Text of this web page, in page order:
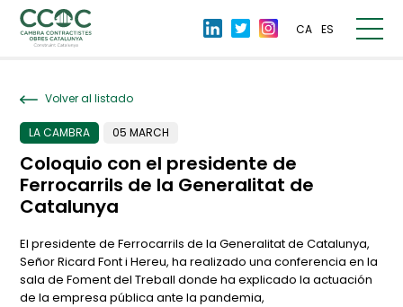
CA ES
Volver al listado
LA CAMBRA 05 MARCH
Coloquio con el presidente de
Ferrocarrils de la Generalitat de
Catalunya
El presidente de Ferrocarrils de la Generalitat de Catalunya,
Señor Ricard Font i Hereu, ha realizado una conferencia en la
sala de Foment del Treball donde ha explicado la actuación
de la empresa pública ante la pandemia,